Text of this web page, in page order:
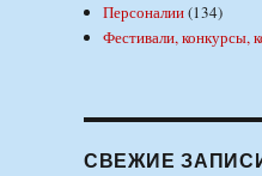
Персоналии(134)
Фестивали, конкурсы,
СВЕЖИЕ